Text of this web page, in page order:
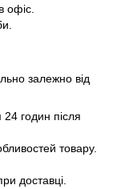
офіс.
залежно від
годин після
товару.
доставці.